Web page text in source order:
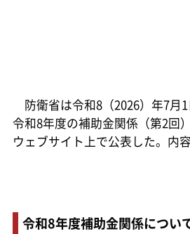
防衛省は令和8（2026）年7月1
令和8年度の補助金関係（第2回
ウェブサイト上で公表した。内
令和8年度補助金関係につい